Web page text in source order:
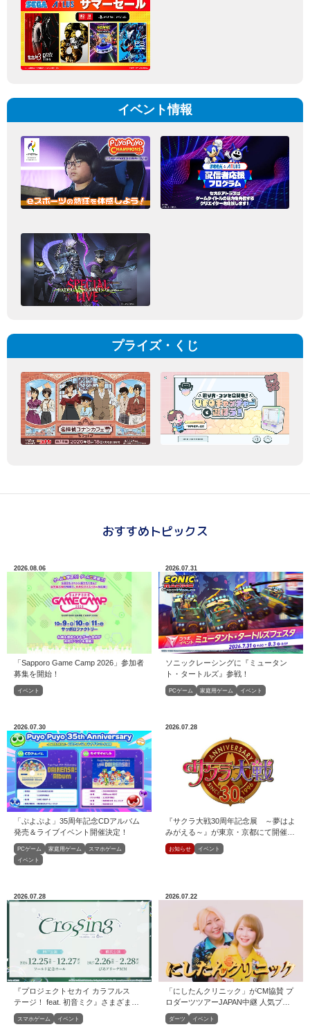
イベント情報
プライズ・くじ
おすすめトピックス
2026.08.06
イベント
「Sapporo Game Camp 2026」参加者
募集を開始！
2026.07.31
PCゲーム 家庭用ゲーム イベント
ソニックレーシングに『ミュータン
ト・タートルズ』参戦！
2026.07.30
PCゲーム 家庭用ゲーム
スマホゲーム
イベント
「ぷよぷよ」35周年記念CDアルバム
発売＆ライブイベント開催決定！
2026.07.28
お知らせ イベント
『サクラ大戦30周年記念展 ～夢はよ
みがえる～』が東京・京都にて開催決
定！
2026.07.28
スマホゲーム イベント
『プロジェクトセカイ カラフルス
テージ！ feat. 初音ミク』さまざまな
新情報を公開！
2026.07.22
ダーツ イベント
「にしたんクリニック」がCM協賛 プ
ロダーツツアーJAPAN中継 人気プロ4
選手出演